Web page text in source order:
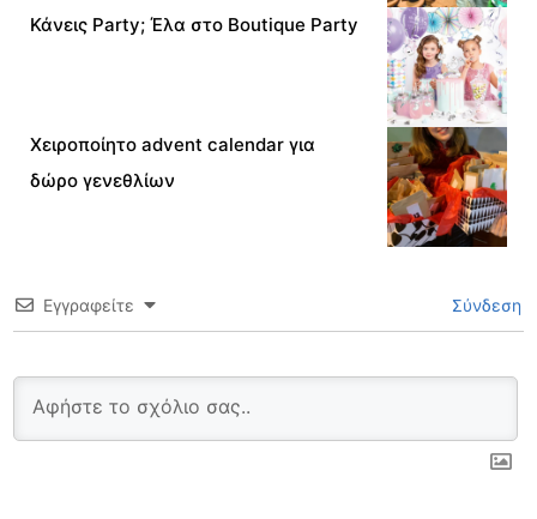
Κάνεις Party; Έλα στο Boutique Party
Χειροποίητο advent calendar για
δώρο γενεθλίων
Εγγραφείτε Σύνδεση